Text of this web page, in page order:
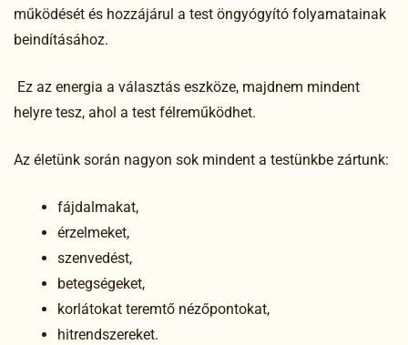
működését és hozzájárul a test öngyógyító folyamatainak
beindításához.
Ez az energia a választás eszköze, majdnem mindent
helyre tesz, ahol a test félreműködhet.
Az életünk során nagyon sok mindent a testünkbe zártunk:
fájdalmakat,
érzelmeket,
szenvedést,
betegségeket,
korlátokat teremtő nézőpontokat,
hitrendszereket.